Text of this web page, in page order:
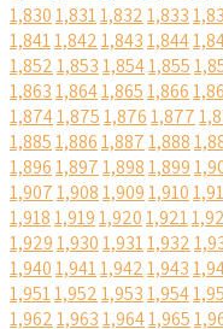
1,8301,8311,8321,833
1,8411,8421,8431,844
1,8521,8531,8541,855
1,8631,8641,8651,866
1,8741,8751,8761,877
1,8851,8861,8871,888
1,8961,8971,8981,899
1,9071,9081,9091,910
1,9181,9191,9201,921
1,9291,9301,9311,932
1,9401,9411,9421,943
1,9511,9521,9531,954
1,9621,9631,9641,965